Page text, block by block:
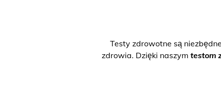
Testy zdrowotne są
zdrowia. Dzięki naszym testom